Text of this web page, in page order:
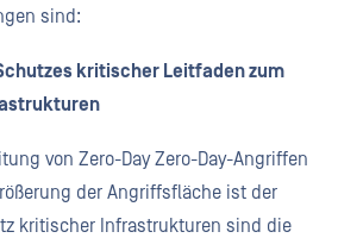
sind:
kritischer Leitfaden zum
von Zero-Day Zero-Day-Angriffen
der Angriffsfläche ist der
kritischer Infrastrukturen sind die